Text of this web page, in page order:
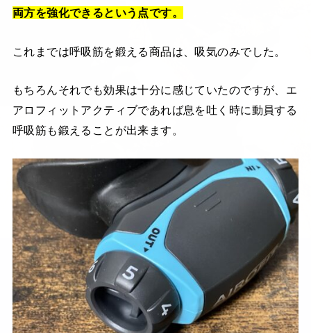
両方を強化できるという点です。
これまでは呼吸筋を鍛える商品は、吸気のみでした。
もちろんそれでも効果は十分に感じていたのですが、エ
アロフィットアクティブであれば息を吐く時に動員する
呼吸筋も鍛えることが出来ます。